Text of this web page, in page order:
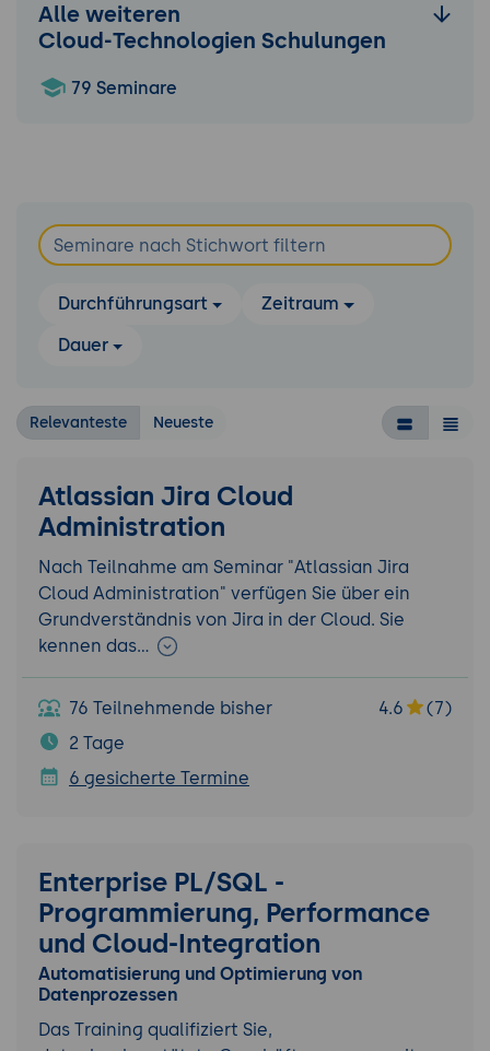
Alle weiteren
Cloud-Technologien Schulungen
79 Seminare
Durchführungsart
Zeitraum
Dauer
Relevanteste Neueste
Atlassian Jira Cloud
Administration
Nach Teilnahme am Seminar "Atlassian Jira
Cloud Administration" verfügen Sie über ein
Grundverständnis von Jira in der Cloud. Sie
kennen das…
76 Teilnehmende bisher 4.6
(7)
2 Tage
6 gesicherte Termine
Enterprise PL/SQL -
Programmierung, Performance
und Cloud-Integration
Automatisierung und Optimierung von
Datenprozessen
Das Training qualifiziert Sie,